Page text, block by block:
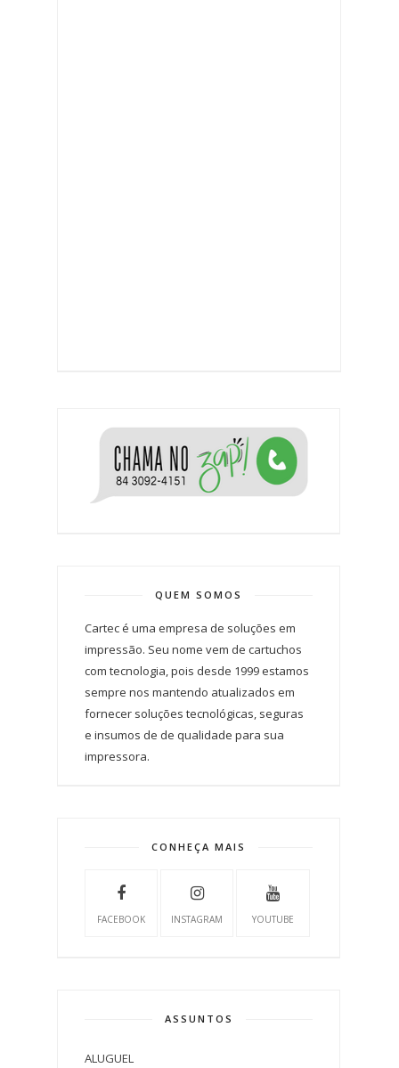
QUEM SOMOS
Cartec é uma empresa de soluções em
impressão. Seu nome vem de cartuchos
com tecnologia, pois desde 1999 estamos
sempre nos mantendo atualizados em
fornecer soluções tecnológicas, seguras
e insumos de de qualidade para sua
impressora.
CONHEÇA MAIS
FACEBOOK INSTAGRAM YOUTUBE
ASSUNTOS
ALUGUEL